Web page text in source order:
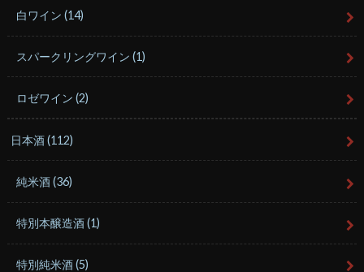
白ワイン(14)
スパークリングワイン(1)
ロゼワイン(2)
日本酒(112)
純米酒(36)
特別本醸造酒(1)
特別純米酒(5)